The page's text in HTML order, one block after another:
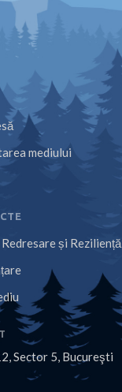
mediului
și Reziliență
Sector 5, Bucureşti